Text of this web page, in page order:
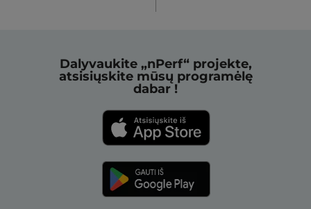
Dalyvaukite „nPerf“ projekte,
atsisiųskite mūsų programėlę
dabar !